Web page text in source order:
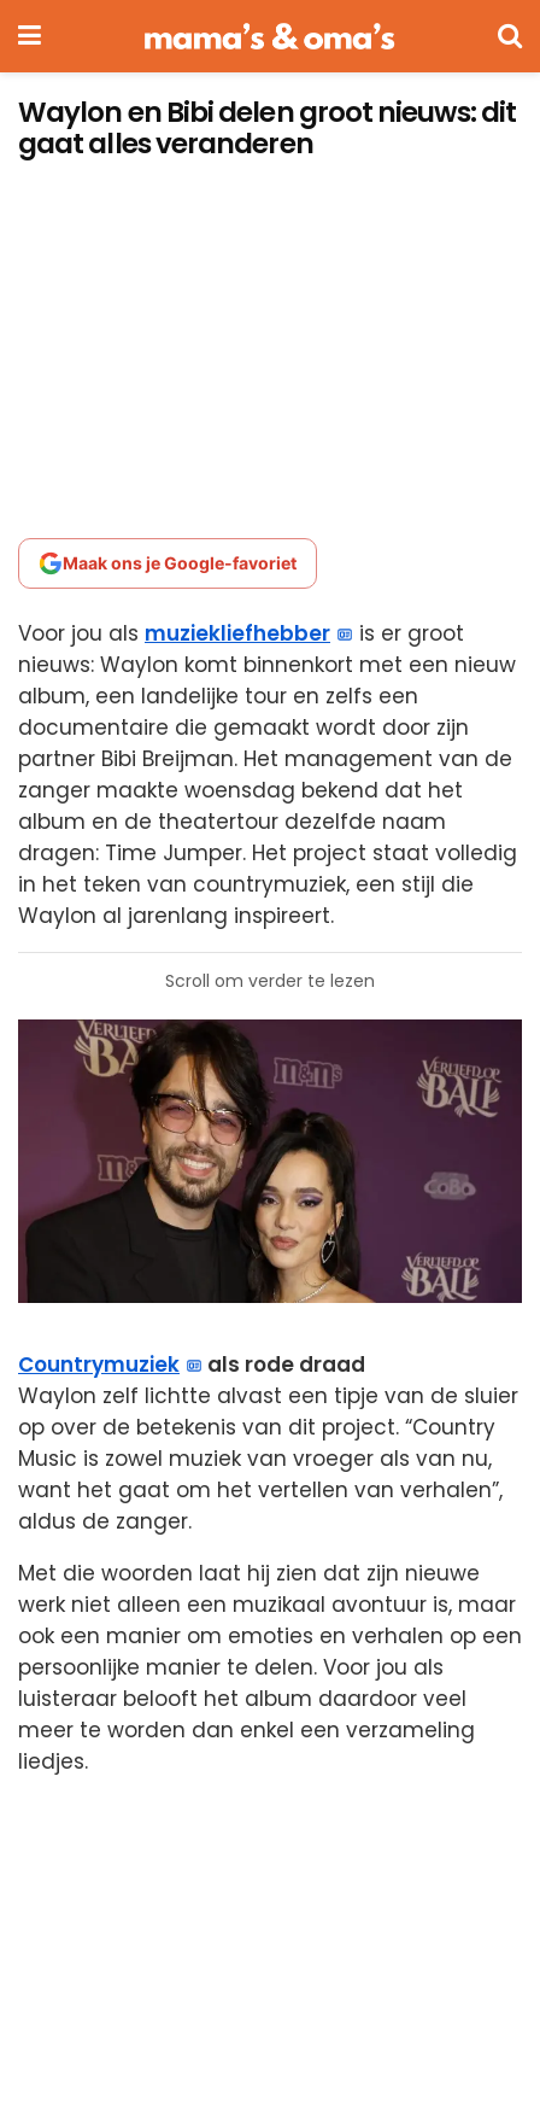
Waylon en Bibi delen groot nieuws: dit
gaat alles veranderen
Maak ons je Google-favoriet
Voor jou als muziekliefhebber
is er groot
nieuws: Waylon komt binnenkort met een nieuw
album, een landelijke tour en zelfs een
documentaire die gemaakt wordt door zijn
partner Bibi Breijman. Het management van de
zanger maakte woensdag bekend dat het
album en de theatertour dezelfde naam
dragen: Time Jumper. Het project staat volledig
in het teken van countrymuziek, een stijl die
Waylon al jarenlang inspireert.
Scroll om verder te lezen
Countrymuziek
als rode draad
Waylon zelf lichtte alvast een tipje van de sluier
op over de betekenis van dit project. “Country
Music is zowel muziek van vroeger als van nu,
want het gaat om het vertellen van verhalen”,
aldus de zanger.
Met die woorden laat hij zien dat zijn nieuwe
werk niet alleen een muzikaal avontuur is, maar
ook een manier om emoties en verhalen op een
persoonlijke manier te delen. Voor jou als
luisteraar belooft het album daardoor veel
meer te worden dan enkel een verzameling
liedjes.